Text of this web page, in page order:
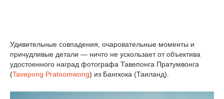
Удивительные совпадения, очаровательные моменты и
причудливые детали — ничто не ускользает от объектива
удостоенного наград фотографа Тавепонга Пратумвонга
(Tavepong Pratoomwong) из Бангкока (Таиланд).